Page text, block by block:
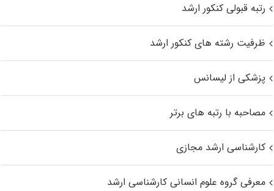
رتبه قبولی کنکور ارشد
ظرفیت رشته های کنکور ارشد
پزشکی از لیسانس
مصاحبه با رتبه های برتر
کارشناسی ارشد مجازی
معرفی گروه علوم انسانی کارشناسی ارشد